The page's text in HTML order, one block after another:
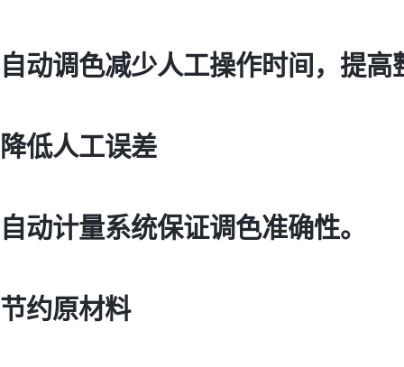
自动调色减少人工操作时间，提高
降低人工误差
自动计量系统保证调色准确性。
节约原材料